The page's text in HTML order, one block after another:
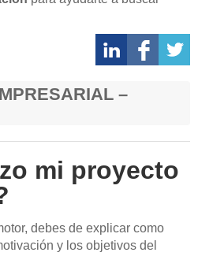
–
mi proyecto
debes de explicar como
y los objetivos del